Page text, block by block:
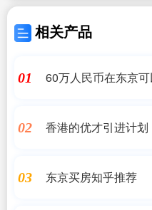
相关产品
01 60万人民币在东京
02 香港的优才引进计划
03 东京买房知乎推荐